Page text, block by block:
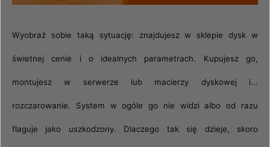
Wyobraź sobie taką sytuację: znajdujesz w sklepie dysk w
świetnej cenie i o idealnych parametrach. Kupujesz go,
montujesz w serwerze lub macierzy dyskowej i...
rozczarowanie. System w ogóle go nie widzi albo od razu
flaguje jako uszkodzony. Dlaczego tak się dzieje, skoro